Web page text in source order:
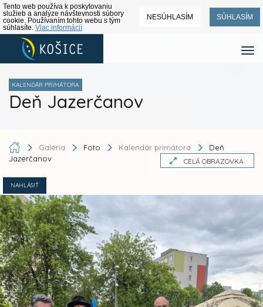
Tento web používa k poskytovaniu
služieb a analýze návštevnosti súbory
cookie. Používaním tohto webu s tým
súhlasíte. Viac informácií
NESÚHLASÍM SÚHLASÍM
KALENDÁR PRIMÁTORA
Deň Jazerčanov
Galéria Foto Kalendár primátora
Deň
Jazerčanov
CELÁ OBRAZOVKA
NAHLÁSIŤ